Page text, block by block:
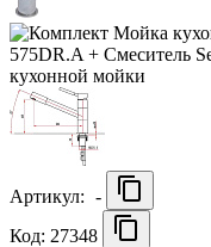
Артикул: -
Код: 27348